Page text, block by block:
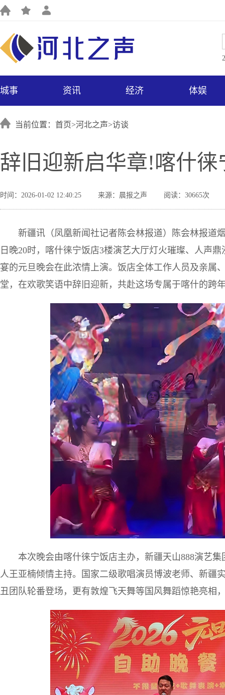
城事 资讯 经济 体娱
当前位置：首页>河北之声>访谈
辞旧迎新启华章!喀什
时间：2026-01-02 12:40:25 来源：晨报之声 阅读：30665次
新疆讯（凤凰新闻社记者陈会林报道）陈会林报道
日晚20时，喀什徕宁饭店3楼演艺大厅灯火璀璨、人声
宴的元旦晚会在此浓情上演。饭店全体工作人员及亲属
堂，在欢歌笑语中辞旧迎新，共赴这场专属于喀什的跨
本次晚会由喀什徕宁饭店主办，新疆天山888演艺
人王亚楠倾情主持。国家二级歌唱演员博波老师、新疆
丑团队轮番登场，更有敦煌飞天舞等国风舞蹈惊艳亮相